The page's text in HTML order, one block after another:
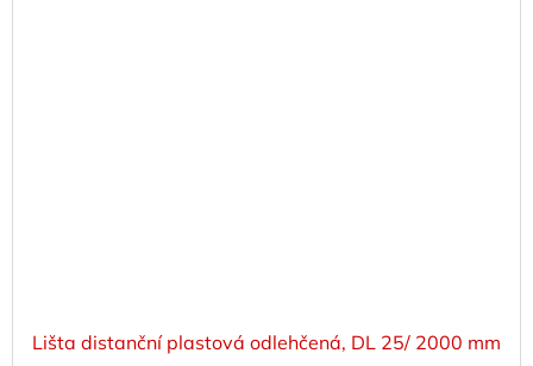
Lišta distanční plastová odlehčená, DL 25/ 2000 mm